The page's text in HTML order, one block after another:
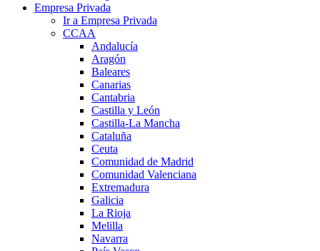
Empresa Privada
Ir a Empresa Privada
CCAA
Andalucía
Aragón
Baleares
Canarias
Cantabria
Castilla y León
Castilla-La Mancha
Cataluña
Ceuta
Comunidad de Madrid
Comunidad Valenciana
Extremadura
Galicia
La Rioja
Melilla
Navarra